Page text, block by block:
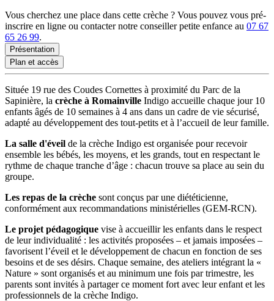
Vous cherchez une place dans cette crèche ? Vous pouvez vous pré-
inscrire en ligne ou contacter notre conseiller petite enfance au 07 67
65 26 99.
Présentation
Plan et accès
Située 19 rue des Coudes Cornettes à proximité du Parc de la
Sapinière, la crèche à Romainville Indigo accueille chaque jour 10
enfants âgés de 10 semaines à 4 ans dans un cadre de vie sécurisé,
adapté au développement des tout-petits et à l’accueil de leur famille.
La salle d'éveil de la crèche Indigo est organisée pour recevoir
ensemble les bébés, les moyens, et les grands, tout en respectant le
rythme de chaque tranche d’âge : chacun trouve sa place au sein du
groupe.
Les repas de la crèche sont conçus par une diététicienne,
conformément aux recommandations ministérielles (GEM-RCN).
Le projet pédagogique vise à accueillir les enfants dans le respect
de leur individualité : les activités proposées – et jamais imposées –
favorisent l’éveil et le développement de chacun en fonction de ses
besoins et de ses désirs. Chaque semaine, des ateliers intégrant la «
Nature » sont organisés et au minimum une fois par trimestre, les
parents sont invités à partager ce moment fort avec leur enfant et les
professionnels de la crèche Indigo.